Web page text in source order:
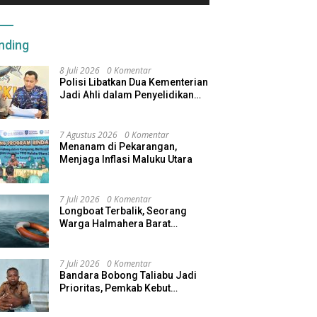
8 Juli 2026 0 Komentar
Polisi Libatkan Dua Kementerian
Jadi Ahli dalam Penyelidikan
7 Agustus 2026 0 Komentar
Menanam di Pekarangan,
Menjaga Inflasi Maluku Utara
7 Juli 2026 0 Komentar
Longboat Terbalik, Seorang
Warga Halmahera Barat
7 Juli 2026 0 Komentar
Bandara Bobong Taliabu Jadi
Prioritas, Pemkab Kebut